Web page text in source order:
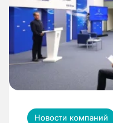
Новости компаний